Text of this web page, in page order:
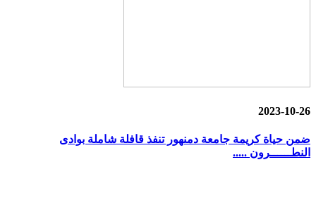
2023-10-26
ضمن حياة كريمة جامعة دمنهور تنفذ قافلة شاملة بوادى
النطــــــرون .....